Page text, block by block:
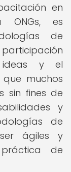
en
ONGs, es
de
ideas y el
muchos
sin fines de
y
de
ágiles y
de